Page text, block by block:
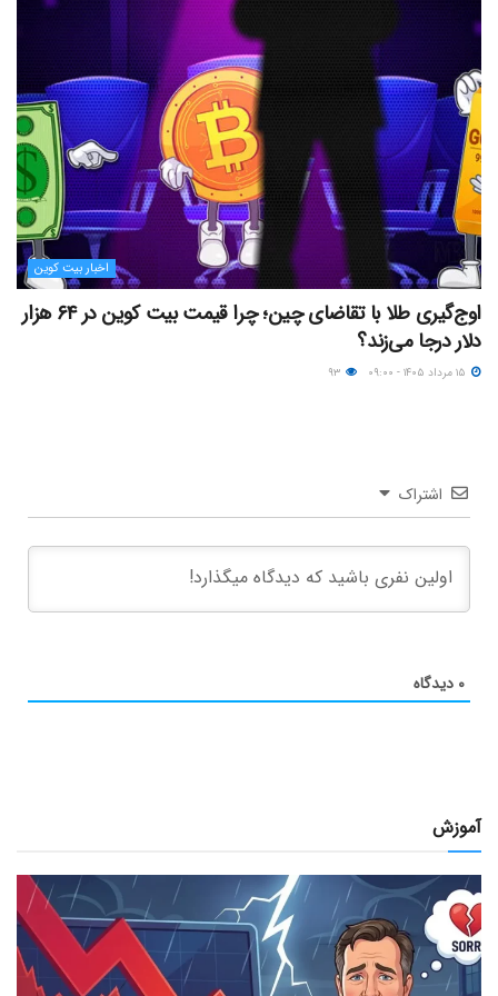
اخبار بیت کوین
اوج‌گیری طلا با تقاضای چین؛ چرا قیمت بیت کوین در ۶۴ هزار
دلار درجا می‌زند؟
اشتراک
۰ دیدگاه
آموزش